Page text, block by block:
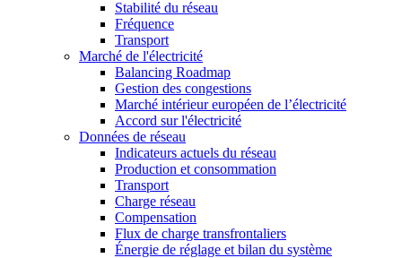
Stabilité du réseau
Fréquence
Transport
Marché de l'électricité
Balancing Roadmap
Gestion des congestions
Marché intérieur européen de l’électricité
Accord sur l'électricité
Données de réseau
Indicateurs actuels du réseau
Production et consommation
Transport
Charge réseau
Compensation
Flux de charge transfrontaliers
Énergie de réglage et bilan du système